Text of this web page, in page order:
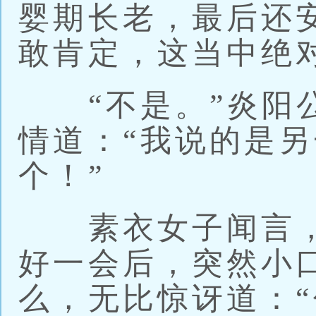
婴期长老，最后还
敢肯定，这当中绝
“不是。”炎阳
情道：“我说的是
个！”
素衣女子闻言，
好一会后，突然小
么，无比惊讶道：